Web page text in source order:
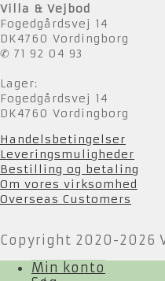
Villa & Vejbod
Fogedgårdsvej 14
DK4760 Vordingborg
✆ 71 92 04 93
Lager:
Fogedgårdsvej 14
DK4760 Vordingborg
Handelsbetingelser
Leveringsmuligheder
Bestilling og betaling
Om vores virksomhed
Overseas Customers
Copyright 2020-2026
Min konto